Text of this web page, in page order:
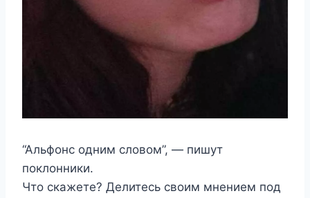
“Альфонс одним словом”, — пишут
поклонники.
Что скажете? Делитесь своим мнением под